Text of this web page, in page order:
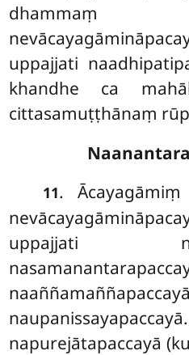
uppajjati
khandhe ca
cittasamuṭṭhānaṃ
11.
uppajjati
napurejātapaccayā